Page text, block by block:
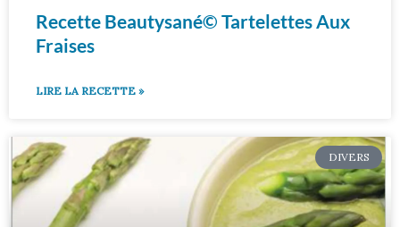
Recette Beautysané© Tartelettes Aux
Fraises
LIRE LA RECETTE »
DIVERS